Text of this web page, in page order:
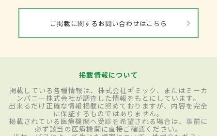
ご掲載に関するお問い合わせはこちら
掲載情報について
掲載している各種情報は、株式会社ギミック、またはミーカ
ンパニー株式会社が調査した情報をもとにしています。
出来るだけ正確な情報掲載に努めておりますが、内容を完全
に保証するものではありません。
掲載されている医療機関へ受診を希望される場合は、事前に
必ず該当の医療機関に直接ご確認ください。